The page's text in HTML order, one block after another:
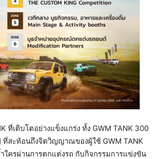
ที่เติบโตอย่างแข็งแกร่ง ทั้ง GWM TANK 300
ที่สะท้อนถึงจิตวิญญาณของผู้ใช้ GWM TANK
ครผ่านการตกแต่งรถ กับกิจกรรมการแข่งขัน